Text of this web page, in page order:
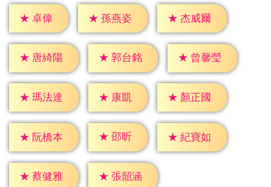
★ 卓偉 ★ 孫燕姿 ★ 杰威爾
★ 唐綺陽 ★ 郭台銘 ★ 曾馨瑩
★ 瑪法達 ★ 康凱 ★ 顏正國
★ 阮橋本 ★ 邵昕 ★ 紀寶如
★ 蔡健雅 ★ 張韶涵